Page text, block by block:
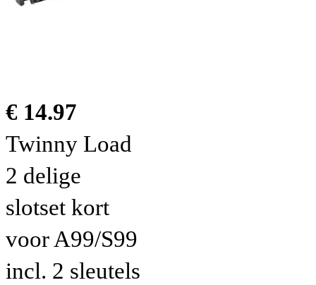
€ 14.97
Twinny Load
2 delige
slotset kort
voor A99/S99
incl. 2 sleutels